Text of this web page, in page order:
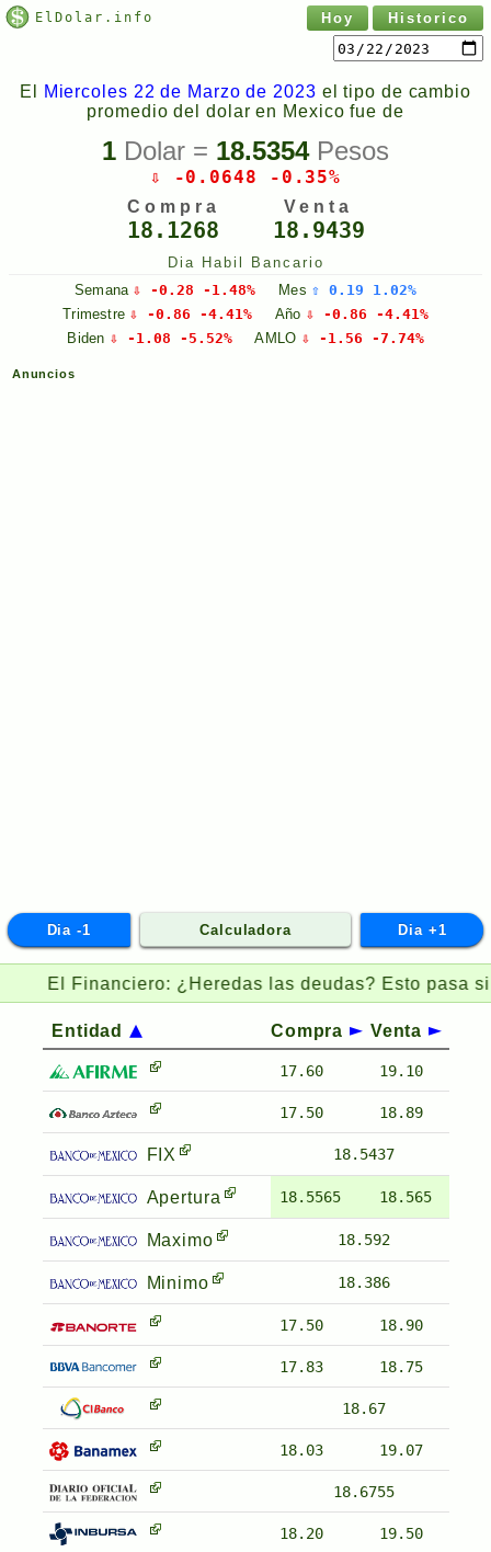
ElDolar.info Hoy Historico
El Miercoles 22 de Marzo de 2023 el tipo de cambio
promedio del dolar en Mexico fue de
1 Dolar = 18.5354Pesos
⇩ -0.0648 -0.35%
Compra
18.1268
Venta
18.9439
Dia Habil Bancario
Semana ⇩ -0.28 -1.48% Mes ⇧ 0.19 1.02%
Trimestre ⇩ -0.86 -4.41% Año ⇩ -0.86 -4.41%
Biden ⇩ -1.08 -5.52% AMLO ⇩ -1.56 -7.74%
Anuncios
Dia -1 Calculadora Dia +1
El Financiero:¿Heredas las deudas? Esto pasa si un
Entidad Compra Venta
17.60 19.10
17.50 18.89
FIX 18.5437
Apertura 18.5565 18.565
Maximo 18.592
Minimo 18.386
17.50 18.90
17.83 18.75
18.67
18.03 19.07
18.6755
18.20 19.50